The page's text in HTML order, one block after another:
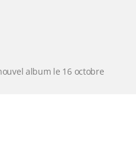
album le 16 octobre